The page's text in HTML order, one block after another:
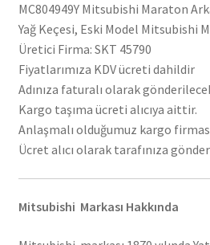
MC804949Y Mitsubishi Maraton
Yağ Keçesi, Eski Model Mitsubishi
Üretici Firma: SKT 45790
Fiyatlarımıza KDV ücreti dahildir
Adınıza faturalı olarak
Kargo taşıma ücreti alıcıya aittir.
Anlaşmalı olduğumuz kargo firması
Ücret alıcı olarak tarafınıza
Mitsubishi Markası Hakkında